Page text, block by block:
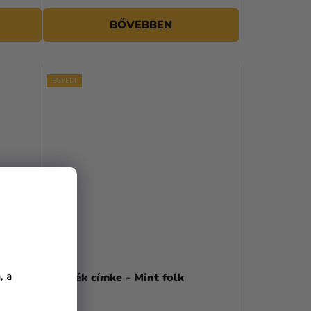
a
BŐVEBBEN
EGYEDI
Ajándék címke - Mint folk